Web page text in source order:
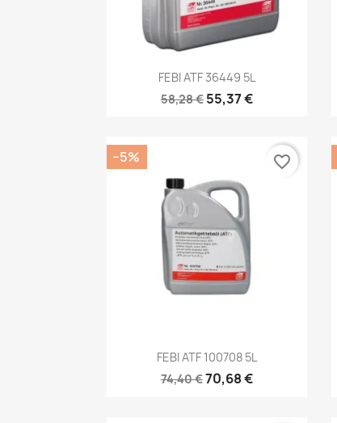
Kiirvaade
FEBI ATF 36449 5L
58,28 € 55,37 €
Kiirvaade
FEBI ATF 100708 5L
74,40 €70,68 €
−5% favorite_border